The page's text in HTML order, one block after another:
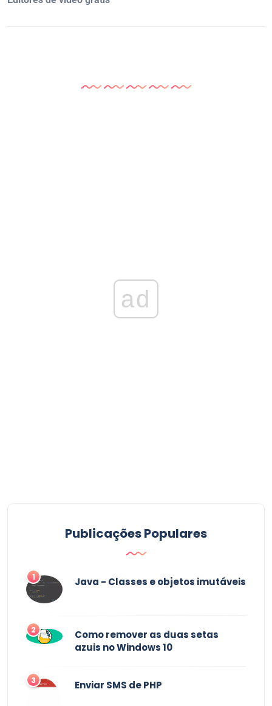
ad
Publicações Populares
1 Java - Classes e objetos imutáveis
2
Como remover as duas setas
azuis no Windows 10
3 Enviar SMS de PHP